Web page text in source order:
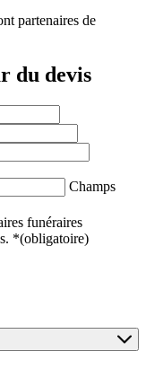
partenaires de
du devis
Champs
funéraires
*(obligatoire)